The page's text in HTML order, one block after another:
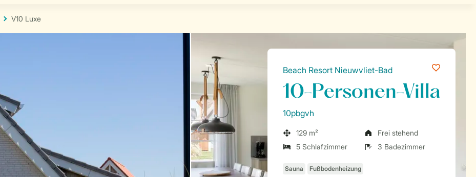
V10 Luxe
Beach Resort Nieuwvliet-Bad
10-Personen-Villa
10pbgvh
129 m²
Frei stehend
5 Schlafzimmer
3 Badezimmer